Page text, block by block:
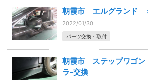
朝霞市 エルグランド
2022/01/30
パーツ交換・取付
朝霞市 ステップワゴ
ラ-交換